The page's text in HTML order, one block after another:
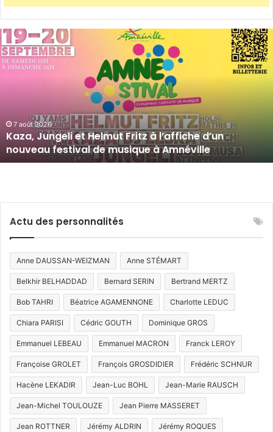
Kaza,
Jungeli
et
Helmut
d’un
nouveau
festival
de
Amnéville
7 août 2026
Kaza, Jungeli et Helmut Fritz à l’affiche d’un
nouveau festival de musique à Amnéville
Actu des personnalités
Anne DAUSSAN-WEIZMAN Anne STÉMART
Belkhir BELHADDAD Bernard SERIN Bertrand MERTZ
Bob TAHRI Béatrice AGAMENNONE Charlotte LEDUC
Chiara PARISI Cédric GOUTH Dominique GROS
Emmanuel LEBEAU Emmanuel MACRON Franck LEROY
Françoise GROLET François GROSDIDIER Frédéric SCHNUR
Hacène LEKADIR Jean-Luc BOHL Jean-Marie RAUSCH
Jean-Michel TOULOUZE Jean Pierre MASSERET
Jean ROTTNER Jérémy ALDRIN Jérémy ROQUES